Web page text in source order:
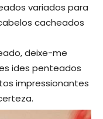
variados para
cacheados
deixe-me
ides penteados
impressionantes